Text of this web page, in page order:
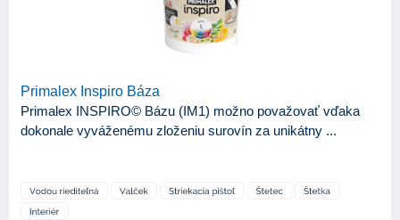
Primalex Inspiro Báza
Primalex INSPIRO© Bázu (IM1) možno považovať vďaka
dokonale vyváženému zloženiu surovín za unikátny ...